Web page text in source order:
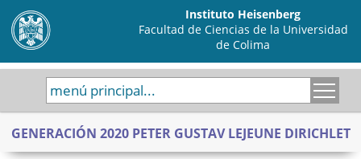
Instituto Heisenberg
Facultad de Ciencias de la Universidad
de Colima
menú principal...
GENERACIÓN 2020 PETER GUSTAV LEJEUNE DIRICHLET